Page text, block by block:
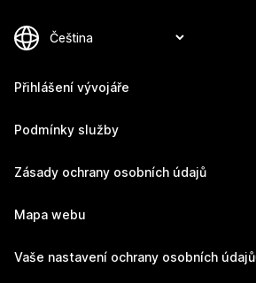
Přihlášení vývojáře
Podmínky služby
Zásady ochrany osobních údajů
Mapa webu
Vaše nastavení ochrany osobních údajů